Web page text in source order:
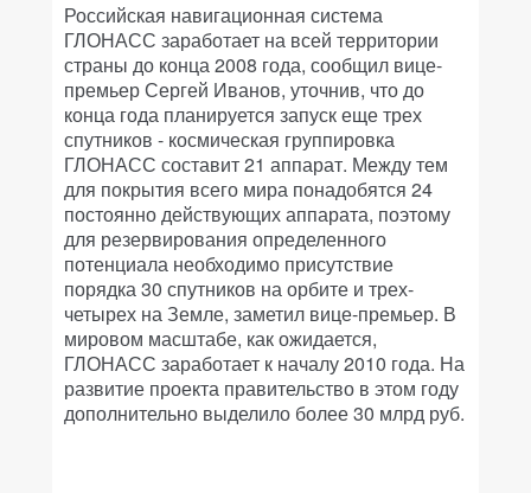
Российская навигационная система
ГЛОНАСС заработает на всей территории
страны до конца 2008 года, сообщил вице-
премьер Сергей Иванов, уточнив, что до
конца года планируется запуск еще трех
спутников - космическая группировка
ГЛОНАСС составит 21 аппарат. Между тем
для покрытия всего мира понадобятся 24
постоянно действующих аппарата, поэтому
для резервирования определенного
потенциала необходимо присутствие
порядка 30 спутников на орбите и трех-
четырех на Земле, заметил вице-премьер. В
мировом масштабе, как ожидается,
ГЛОНАСС заработает к началу 2010 года. На
развитие проекта правительство в этом году
дополнительно выделило более 30 млрд руб.